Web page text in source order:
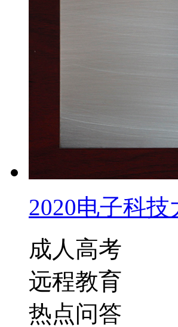
2020电子科
成人高考
远程教育
热点问答